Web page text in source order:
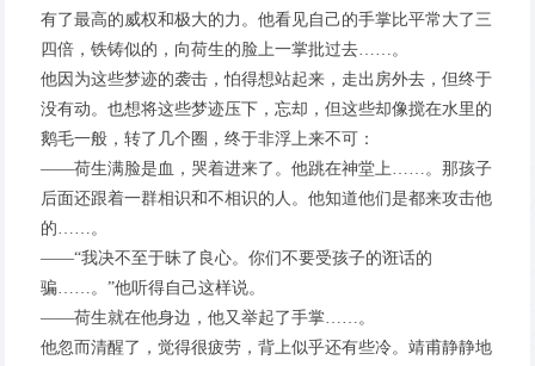
有了最高的威权和极大的力。他看见自己的手掌比平常大了三
四倍，铁铸似的，向荷生的脸上一掌批过去……。
他因为这些梦迹的袭击，怕得想站起来，走出房外去，但终于
没有动。也想将这些梦迹压下，忘却，但这些却像搅在水里的
鹅毛一般，转了几个圈，终于非浮上来不可：
——荷生满脸是血，哭着进来了。他跳在神堂上……。那孩子
后面还跟着一群相识和不相识的人。他知道他们是都来攻击他
的……。
——“我决不至于昧了良心。你们不要受孩子的诳话的
骗……。”他听得自己这样说。
——荷生就在他身边，他又举起了手掌……。
他忽而清醒了，觉得很疲劳，背上似乎还有些冷。靖甫静静地